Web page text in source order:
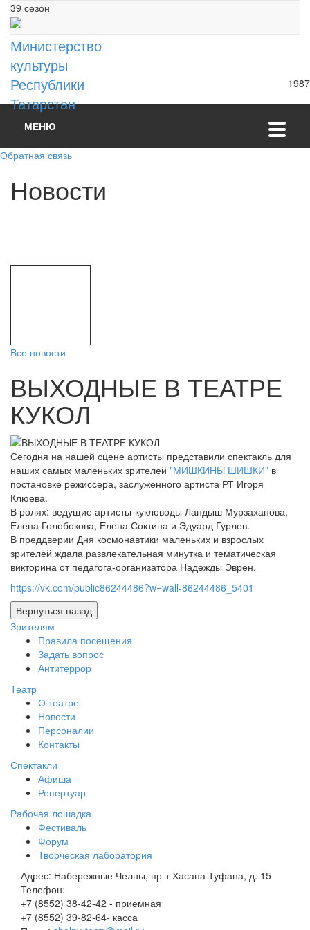
39 сезон
Министерство
культуры
Республики
Татарстан
1987
МЕНЮ
Обратная связь
Новости
Все новости
ВЫХОДНЫЕ В ТЕАТРЕ
КУКОЛ
Сегодня на нашей сцене артисты представили спектакль для
наших самых маленьких зрителей "МИШКИНЫ ШИШКИ" в
постановке режиссера, заслуженного артиста РТ Игоря
Клюева.
В ролях: ведущие артисты-кукловоды Ландыш Мурзаханова,
Елена Голобокова, Елена Соктина и Эдуард Гурлев.
В преддверии Дня космонавтики маленьких и взрослых
зрителей ждала развлекательная минутка и тематическая
викторина от педагога-организатора Надежды Эврен.
https://vk.com/public86244486?w=wall-86244486_5401
Зрителям
Правила посещения
Задать вопрос
Антитеррор
Театр
О театре
Новости
Персоналии
Контакты
Спектакли
Афиша
Репертуар
Рабочая лошадка
Фестиваль
Форум
Творческая лаборатория
Адрес: Набережные Челны, пр-т Хасана Туфана, д. 15
Телефон:
+7 (8552) 38-42-42 - приемная
+7 (8552) 39-82-64- касса